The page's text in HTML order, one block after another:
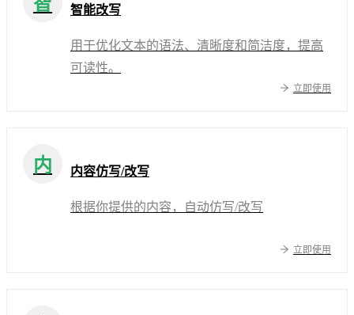
智能改写
用于优化文本的语法、清晰度和简洁度，提高
可读性。
立即使用
内 内容仿写/改写
根据你提供的内容，自动仿写/改写
立即使用